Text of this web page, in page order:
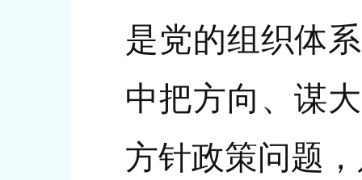
是党的组织体
中把方向、谋
方针政策问题